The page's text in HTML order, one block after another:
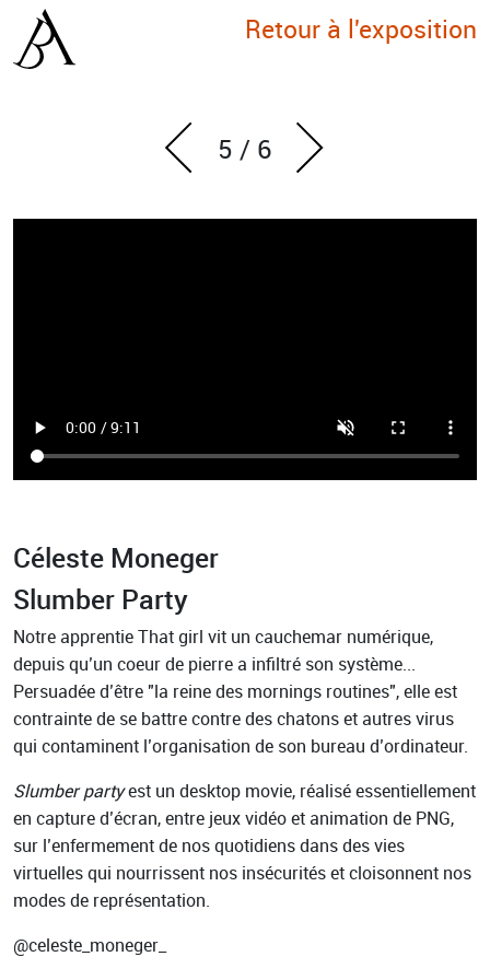
Retour à l'exposition
5 / 6
Céleste Moneger
Slumber Party
Notre apprentie That girl vit un cauchemar numérique,
depuis qu’un coeur de pierre a infiltré son système...
Persuadée d’être "la reine des mornings routines", elle est
contrainte de se battre contre des chatons et autres virus
qui contaminent l’organisation de son bureau d’ordinateur.
Slumber partyest un desktop movie, réalisé essentiellement
en capture d’écran, entre jeux vidéo et animation de PNG,
sur l’enfermement de nos quotidiens dans des vies
virtuelles qui nourrissent nos insécurités et cloisonnent nos
modes de représentation.
@celeste_moneger_